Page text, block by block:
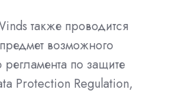
также проводится
возможного
по защите
Protection Regulation,